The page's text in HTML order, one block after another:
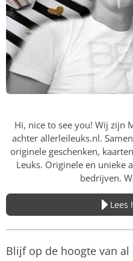
Hi, nice to see you! Wij zijn
achter allerleileuks.nl.
originele geschenken,
Leuks. Originele en unieke
bedrijven.
Lees
Blijf op de hoogte van al